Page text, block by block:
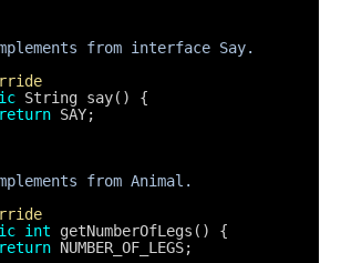
from interface Say.
String say() {
return SAY;
from Animal.
int
getNumberOfLegs() {
return NUMBER_OF_LEGS;